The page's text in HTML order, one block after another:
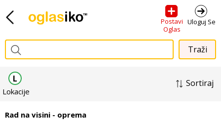
Postavi
Oglas
Uloguj Se
Sortiraj
L
Lokacije
Rad na visini - oprema